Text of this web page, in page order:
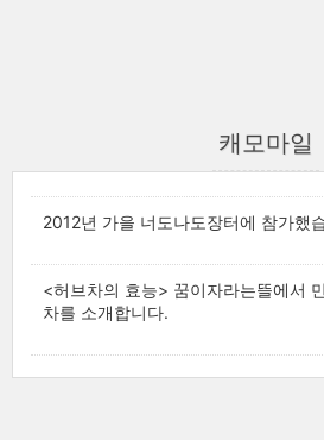
캐모마일
2012년 가을 너도나도장터에 참가했
<허브차의 효능> 꿈이자라는뜰에서
차를 소개합니다.